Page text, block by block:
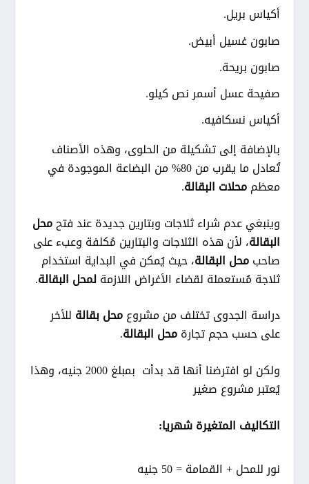
أكياس بريل.
صابون غسيل أبيض.
صابون بريحة.
صفيحة عسل أسمر نص كيلو.
أكياس نسكافيه.
بالإضافة إلى تشكيلة من الحلوى، وهذه الأصناف
تُعادل ما يقرب من 80% من البضاعة الموجودة في
معظممحلات البقالة.
وينبغي عدم شراء ثلاجات وبتارين جديدة عند فتحمحل
البقالة، لأن هذه الثلاجات والبتارين مُكلفة وعبء على
صاحبمحل البقالة، حيث يُمكن في البداية استخدام
ثلاجة مُستعملة لقضاء الأغراض اللازمةلمحل البقالة.
دراسة الجدوى تختلف من مشروعمحل بقالة للأخر
على حسب حجم تجارةمحل البقالة.
ولكن لو افترضنا أنها قد بدأت بمبلغ 2000 جنيه، وهذا
يُعتبر مشروع صغير
التكاليف المتغيرة شهريا:
نور للمحل + القمامة = 50 جنيه